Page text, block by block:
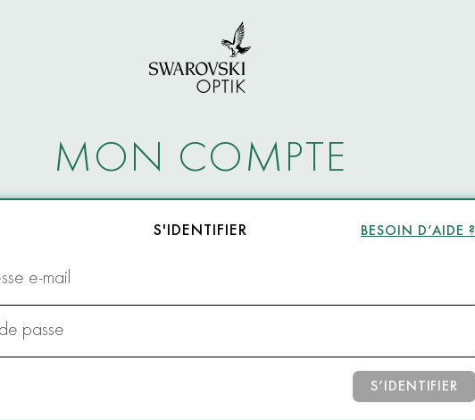
MON COMPTE
S'IDENTIFIER BESOIN D’AIDE ?
e-mail
passe
S’IDENTIFIER